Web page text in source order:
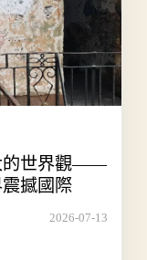
的世界觀——
撼國際
2026-07-13